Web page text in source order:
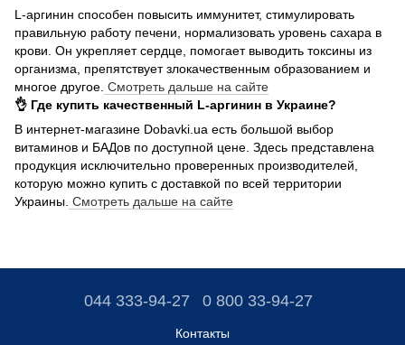
L-аргинин способен повысить иммунитет, стимулировать
правильную работу печени, нормализовать уровень сахара в
крови. Он укрепляет сердце, помогает выводить токсины из
организма, препятствует злокачественным образованием и
многое другое. Смотреть дальше на сайте
👌 Где купить качественный L-аргинин в Украине?
В интернет-магазине Dobavki.ua есть большой выбор
витаминов и БАДов по доступной цене. Здесь представлена ​​
продукция исключительно проверенных производителей,
которую можно купить с доставкой по всей территории
Украины. Смотреть дальше на сайте
044 333-94-27 0 800 33-94-27
Контакты